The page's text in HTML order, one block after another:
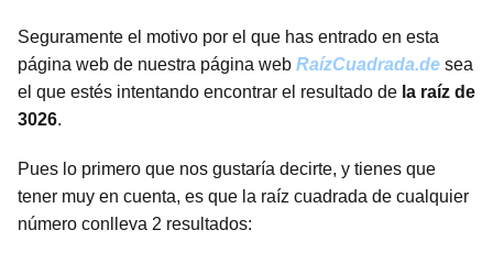
Seguramente el motivo por el que has entrado en esta
página web de nuestra página web RaízCuadrada.de sea
el que estés intentando encontrar el resultado de la raíz de
3026.
Pues lo primero que nos gustaría decirte, y tienes que
tener muy en cuenta, es que la raíz cuadrada de cualquier
número conlleva 2 resultados: